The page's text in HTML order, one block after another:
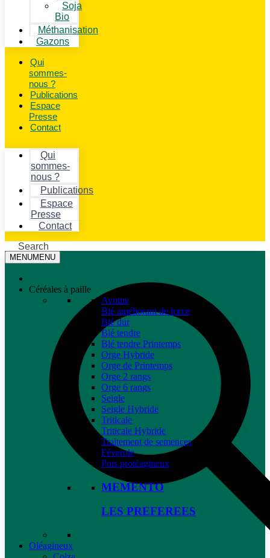
Soja
Bio
Méthanisation
Gazons
Qui
sommes-
nous ?
Publications
Espace
Presse
Contact
Qui
sommes-
nous ?
Publications
Espace
Presse
Contact
Search
MENUMENU
Céréales à paille
Avoine
Blé améliorant de force
Blé dur
Blé tendre
Blé tendre Printemps
Orge Hybride
Orge de Printemps
Orge 2 rangs
Orge 6 rangs
Seigle
Seigle Hybride
Triticale
Triticale Hybride
Traitement de semences
Féverole
Pois protéagineux
MEMENTO
LES PREFEREES
Oléagineux